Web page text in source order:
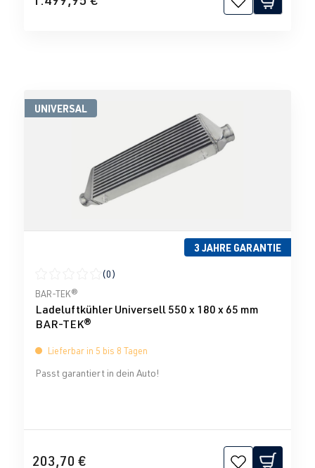
UNIVERSAL
3 JAHRE GARANTIE
Durchschnittliche Bewertung von 0 von 5 Sternen
(0)
BAR-TEK®
Ladeluftkühler Universell 550 x 180 x 65 mm
BAR-TEK®
Lieferbar in 5 bis 8 Tagen
Passt garantiert in dein Auto!
203,70 €